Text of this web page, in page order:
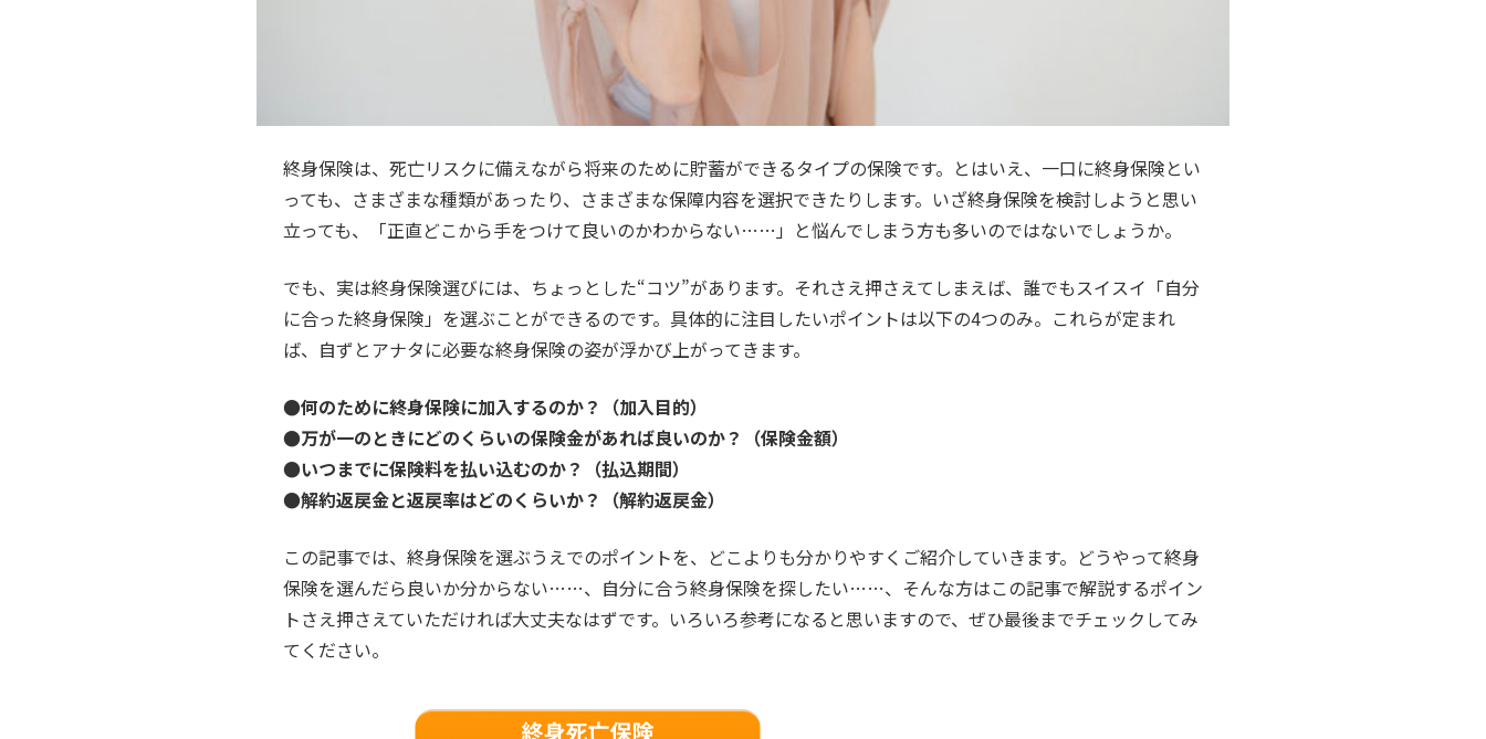
終身保険は、死亡リスクに備えながら将来のために貯蓄ができるタイプの保険です。とはいえ、一口に終身保険とい
っても、さまざまな種類があったり、さまざまな保障内容を選択できたりします。いざ終身保険を検討しようと思い
立っても、「正直どこから手をつけて良いのかわからない……」と悩んでしまう方も多いのではないでしょうか。
でも、実は終身保険選びには、ちょっとした“コツ”があります。それさえ押さえてしまえば、誰でもスイスイ「自分
に合った終身保険」を選ぶことができるのです。具体的に注目したいポイントは以下の4つのみ。これらが定まれ
ば、自ずとアナタに必要な終身保険の姿が浮かび上がってきます。
●何のために終身保険に加入するのか？（加入目的）
●万が一のときにどのくらいの保険金があれば良いのか？（保険金額）
●いつまでに保険料を払い込むのか？（払込期間）
●解約返戻金と返戻率はどのくらいか？（解約返戻金）
この記事では、終身保険を選ぶうえでのポイントを、どこよりも分かりやすくご紹介していきます。どうやって終身
保険を選んだら良いか分からない……、自分に合う終身保険を探したい……、そんな方はこの記事で解説するポイン
トさえ押さえていただければ大丈夫なはずです。いろいろ参考になると思いますので、ぜひ最後までチェックしてみ
てください。